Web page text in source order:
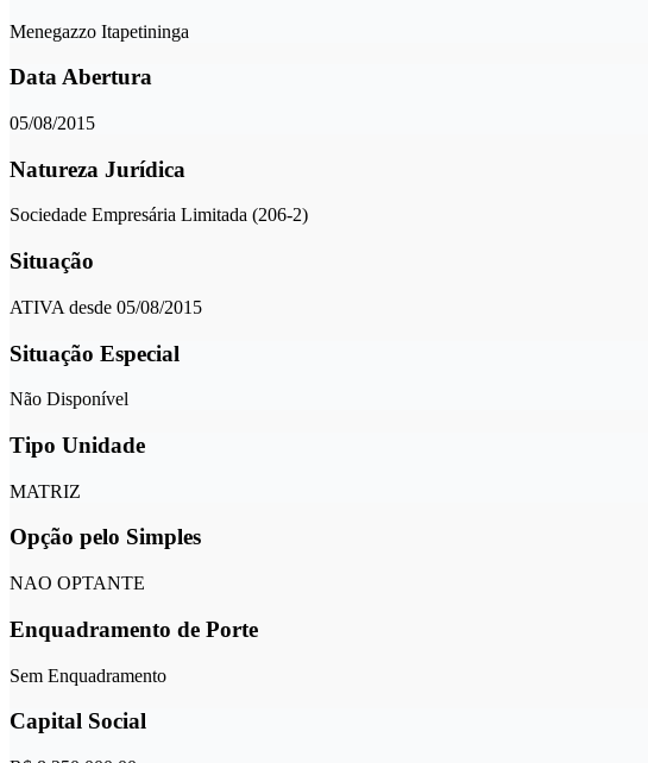
Menegazzo Itapetininga
Data Abertura
05/08/2015
Natureza Jurídica
Sociedade Empresária Limitada (206-2)
Situação
ATIVA desde 05/08/2015
Situação Especial
Não Disponível
Tipo Unidade
MATRIZ
Opção pelo Simples
NAO OPTANTE
Enquadramento de Porte
Sem Enquadramento
Capital Social